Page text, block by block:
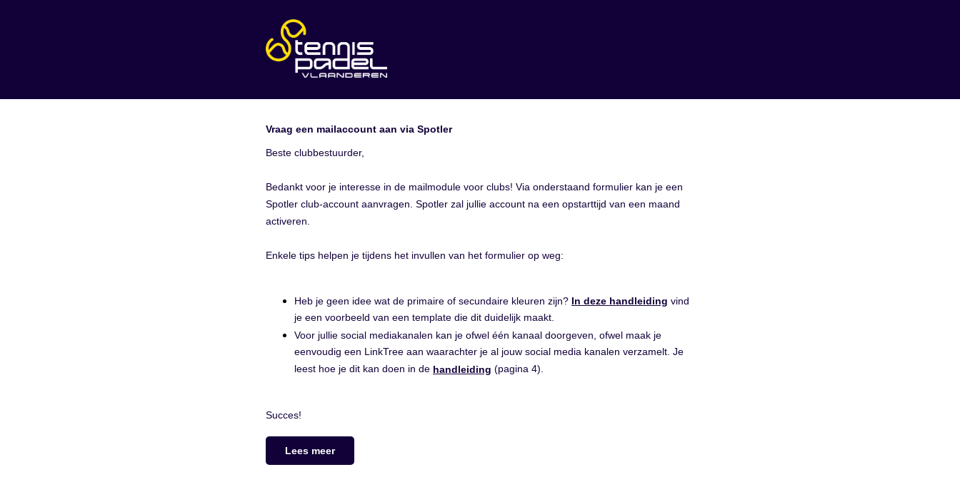
Vraag een mailaccount aan via Spotler
Beste clubbestuurder,
Bedankt voor je interesse in de mailmodule voor clubs! Via onderstaand formulier kan je een
Spotler club-account aanvragen. Spotler zal jullie account na een opstarttijd van een maand
activeren.
Enkele tips helpen je tijdens het invullen van het formulier op weg:
Heb je geen idee wat de primaire of secundaire kleuren zijn? In deze handleiding vind
je een voorbeeld van een template die dit duidelijk maakt.
Voor jullie social mediakanalen kan je ofwel één kanaal doorgeven, ofwel maak je
eenvoudig een LinkTree aan waarachter je al jouw social media kanalen verzamelt. Je
leest hoe je dit kan doen in de handleiding (pagina 4).
Succes!
Lees meer